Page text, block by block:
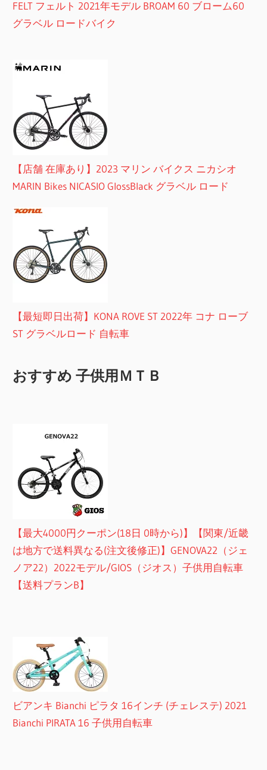
FELT フェルト 2021年モデル BROAM 60 ブローム60
グラベル ロードバイク
【店舗 在庫あり】2023 マリン バイクス ニカシオ
MARIN Bikes NICASIO GlossBlack グラベル ロード
【最短即日出荷】KONA ROVE ST 2022年 コナ ローブ
ST グラベルロード 自転車
おすすめ 子供用ＭＴＢ
【最大4000円クーポン(18日 0時から)】【関東/近畿
は地方で送料異なる(注文後修正)】GENOVA22（ジェ
ノア22）2022モデル/GIOS（ジオス）子供用自転車
【送料プランB】
ビアンキ Bianchi ピラタ 16インチ (チェレステ) 2021
Bianchi PIRATA 16 子供用自転車